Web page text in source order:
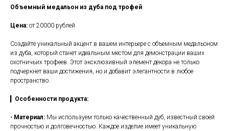
Объемный медальон из дуба под трофей
Цена: от 20000 рублей
Создайте уникальный акцент в вашем интерьере с объемным медальоном
из дуба, который станет идеальным местом для демонстрации ваших
охотничьих трофеев. Этот эксклюзивный элемент декора не только
подчеркнет ваши достижения, но и добавит элегантности в любое
пространство.
Особенности продукта:
• Материал: Мы используем только качественный дуб, известный своей
прочностью и долговечностью. Каждое изделие имеет уникальную